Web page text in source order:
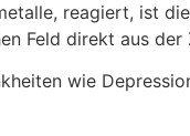
reagiert, ist
Feld direkt aus der
wie